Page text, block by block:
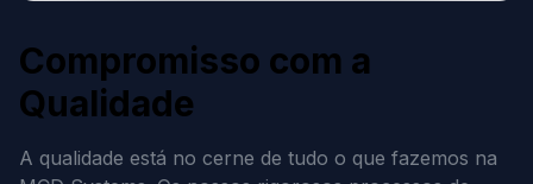
Compromisso com a
Qualidade
A qualidade está no cerne de tudo o que fazemos na